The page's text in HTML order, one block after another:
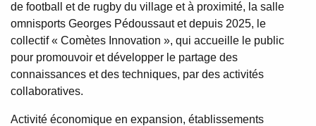
de football et de rugby du village et à proximité, la salle
omnisports Georges Pédoussaut et depuis 2025, le
collectif « Comètes Innovation », qui accueille le public
pour promouvoir et développer le partage des
connaissances et des techniques, par des activités
collaboratives.
Activité économique en expansion, établissements